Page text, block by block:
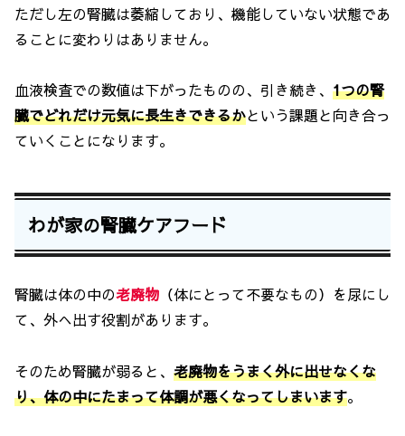
ただし左の腎臓は萎縮しており、機能していない状態であ
ることに変わりはありません。
血液検査での数値は下がったものの、引き続き、 1つの腎
臓でどれだけ元気に長生きできるかという課題と向き合っ
ていくことになります。
わが家の腎臓ケアフード
腎臓は体の中の老廃物 （体にとって不要なもの）を尿にし
て、外へ出す役割があります。
そのため腎臓が弱ると、 老廃物をうまく外に出せなくな
り、体の中にたまって体調が悪くなってしまいます。